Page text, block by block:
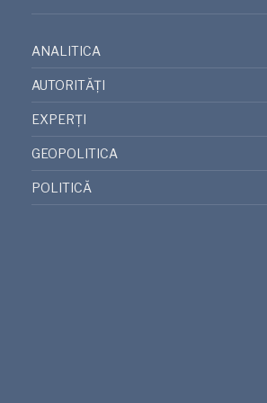
ANALITICA
AUTORITĂȚI
EXPERȚI
GEOPOLITICA
POLITICĂ